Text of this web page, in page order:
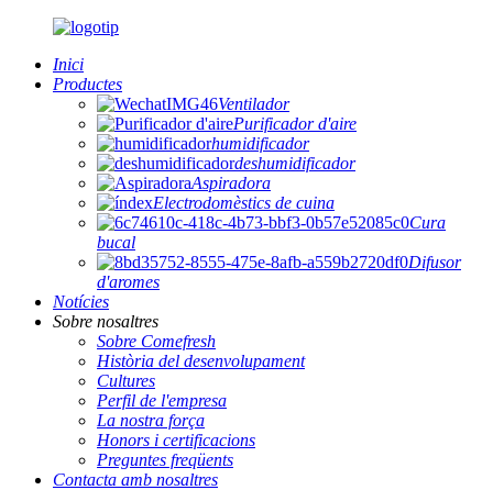
Inici
Productes
Ventilador
Purificador d'aire
humidificador
deshumidificador
Aspiradora
Electrodomèstics de cuina
Cura
bucal
Difusor
d'aromes
Notícies
Sobre nosaltres
Sobre Comefresh
Història del desenvolupament
Cultures
Perfil de l'empresa
La nostra força
Honors i certificacions
Preguntes freqüents
Contacta amb nosaltres